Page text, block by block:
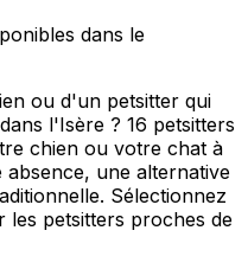
dans le
ou d'un petsitter qui
l'Isère ? 16 petsitters
chien ou votre chat à
une alternative
Sélectionnez
petsitters proches de